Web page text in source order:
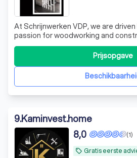
At Schrijnwerken VDP, we are
passion for woodworking and
Joury, has been immersed in this
turning his hobby into a thriving
commitment to the trade,
and relentless drive are the
Prijsopgave
9.Kaminvest.home
local_offer Gratis eerste
(1)
8,0